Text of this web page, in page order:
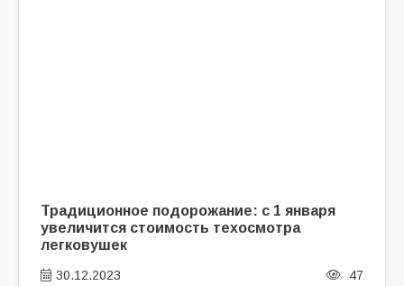
Традиционное подорожание: с 1 января
увеличится стоимость техосмотра
легковушек
30.12.2023 47